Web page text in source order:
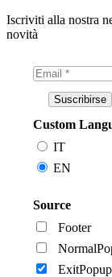
Iscriviti alla nostra
novità
Custom
IT
EN
Source
Footer
ExitPopup